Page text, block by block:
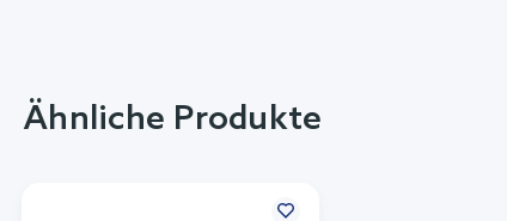
Ähnliche Produkte